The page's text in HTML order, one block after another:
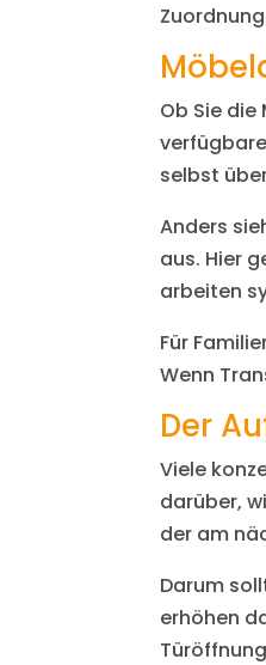
Ob Sie
selbst
Anders
aus. Hier
arbeiten
Für
Wenn
Der
Viele
darüber,
der am
Darum
erhöhen